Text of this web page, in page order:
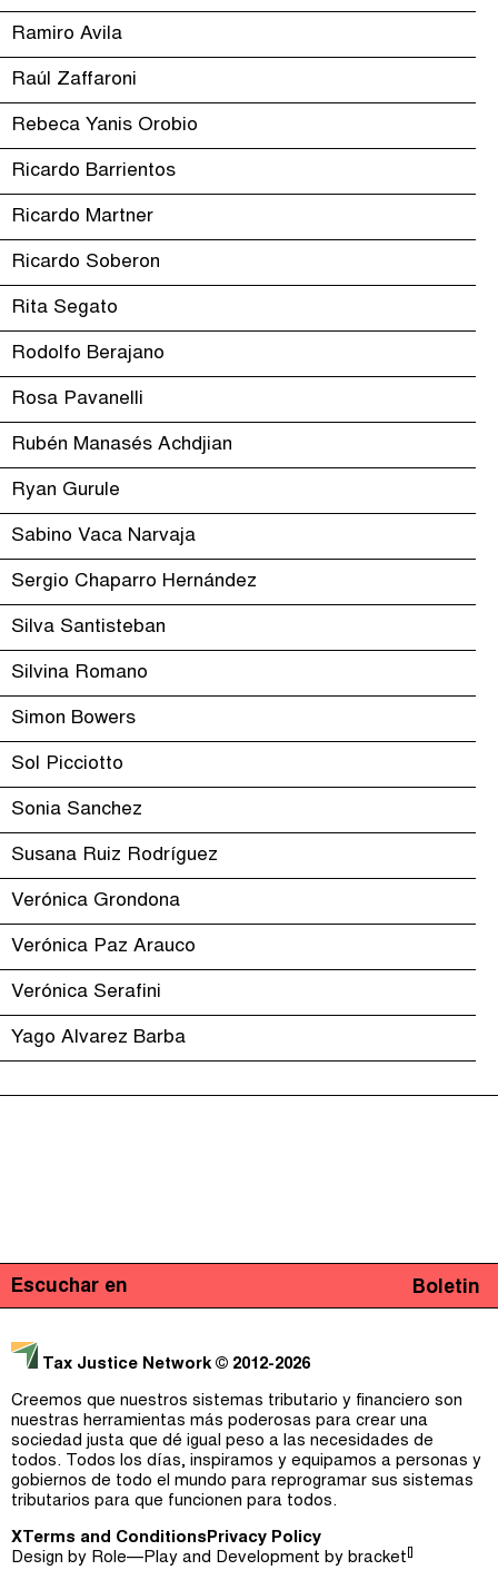
Ramiro Avila
Raúl Zaffaroni
Rebeca Yanis Orobio
Ricardo Barrientos
Ricardo Martner
Ricardo Soberon
Rita Segato
Rodolfo Berajano
Rosa Pavanelli
Rubén Manasés Achdjian
Ryan Gurule
Sabino Vaca Narvaja
Sergio Chaparro Hernández
Silva Santisteban
Silvina Romano
Simon Bowers
Sol Picciotto
Sonia Sanchez
Susana Ruiz Rodríguez
Verónica Grondona
Verónica Paz Arauco
Verónica Serafini
Yago Alvarez Barba
Escuchar en Boletin
Tax Justice Network © 2012-2026
Creemos que nuestros sistemas tributario y financiero son
nuestras herramientas más poderosas para crear una
sociedad justa que dé igual peso a las necesidades de
todos. Todos los días, inspiramos y equipamos a personas y
gobiernos de todo el mundo para reprogramar sus sistemas
tributarios para que funcionen para todos.
X Terms and ConditionsPrivacy Policy
Design by Role—Play and Development by bracket